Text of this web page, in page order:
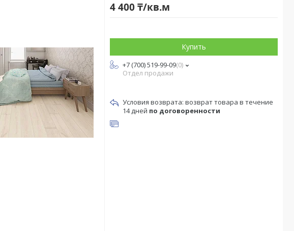
4 400 ₸/кв.м
Купить
+7 (700) 519-99-09 0
Отдел продажи
возврат товара в течение
14 дней по договоренности